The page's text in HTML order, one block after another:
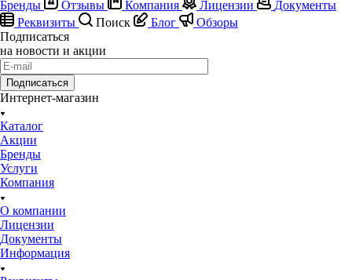
Бренды
Отзывы Компания Лицензии
Документы
Реквизиты
Поиск Блог
Обзоры
Подписаться
на новости и акции
Подписаться
Интернет-магазин
Каталог
Акции
Бренды
Услуги
Компания
О компании
Лицензии
Документы
Информация